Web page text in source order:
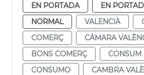
EN PORTADA
EN
NORMAL
VALENCIÀ
COMERÇ
CÁMARA
BONS COMERÇ
CONSUM
CONSUMO
CAMBRA